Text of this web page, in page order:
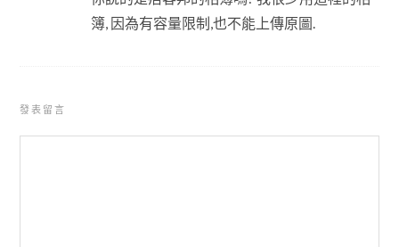
簿, 因為有容量限制,也不能上傳原圖.
發表留言